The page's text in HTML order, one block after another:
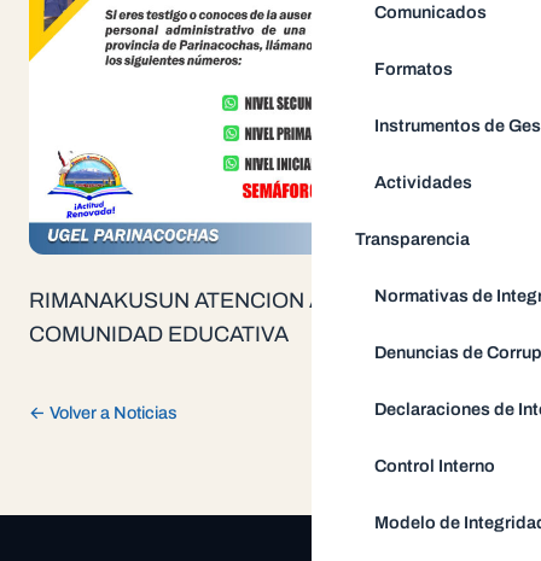
Comunicados
Formatos
Instrumentos de
Actividades
Transparencia
Normativas de
Denuncias de
Declaraciones de
Control Interno
Modelo de
RIMANAKUSUN ATENCION A NUESTRA
COMUNIDAD EDUCATIVA
← Volver a Noticias